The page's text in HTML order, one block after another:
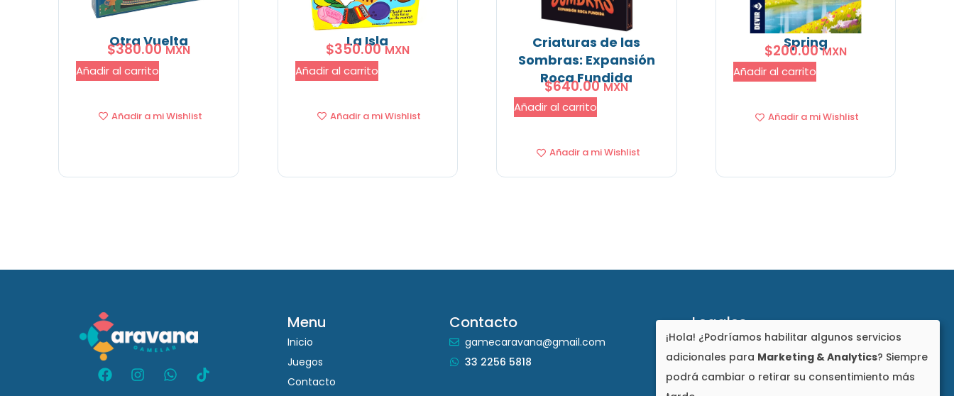
Otra Vuelta
$380.00 MXN
Añadir al carrito
Añadir a mi Wishlist
La Isla
$350.00 MXN
Añadir al carrito
Añadir a mi Wishlist
Criaturas de las
Sombras: Expansión
Roca Fundida
$640.00 MXN
Añadir al carrito
Añadir a mi Wishlist
Spring
$200.00 MXN
Añadir al carrito
Añadir a mi Wishlist
Menu
Inicio
Juegos
Contacto
Contacto
gamecaravana@gmail.com
33 2256 5818
Legales
Aviso de Privacidad
Cambios o Devoluciones
¡Hola! ¿Podríamos habilitar algunos servicios
adicionales para Marketing & Analytics? Siempre
podrá cambiar o retirar su consentimiento más